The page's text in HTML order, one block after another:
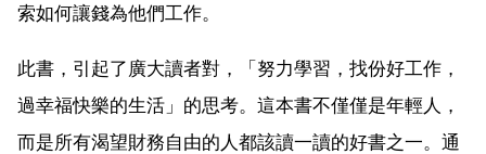
索如何讓錢為他們工作。
此書，引起了廣大讀者對，「努力學習，找份好工作，
過幸福快樂的生活」的思考。這本書不僅僅是年輕人，
而是所有渴望財務自由的人都該讀一讀的好書之一。通